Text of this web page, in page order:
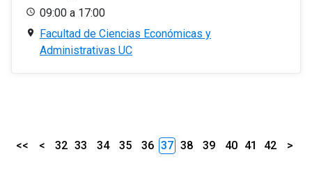
09:00 a 17:00
Facultad de Ciencias Económicas y
Administrativas UC
<< < 32 33 34 35 36 37 38 39 40 41 42 >